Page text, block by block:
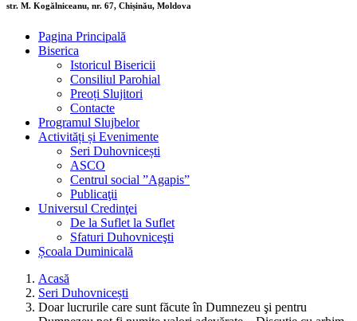
str. M. Kogălniceanu, nr. 67, Chișinău, Moldova
Pagina Principală
Biserica
Istoricul Bisericii
Consiliul Parohial
Preoți Slujitori
Contacte
Programul Slujbelor
Activități și Evenimente
Seri Duhovnicești
ASCO
Centrul social ”Agapis”
Publicaţii
Universul Credinţei
De la Suflet la Suflet
Sfaturi Duhovniceşti
Școala Duminicală
Acasă
Seri Duhovnicești
Doar lucrurile care sunt făcute în Dumnezeu şi pentru